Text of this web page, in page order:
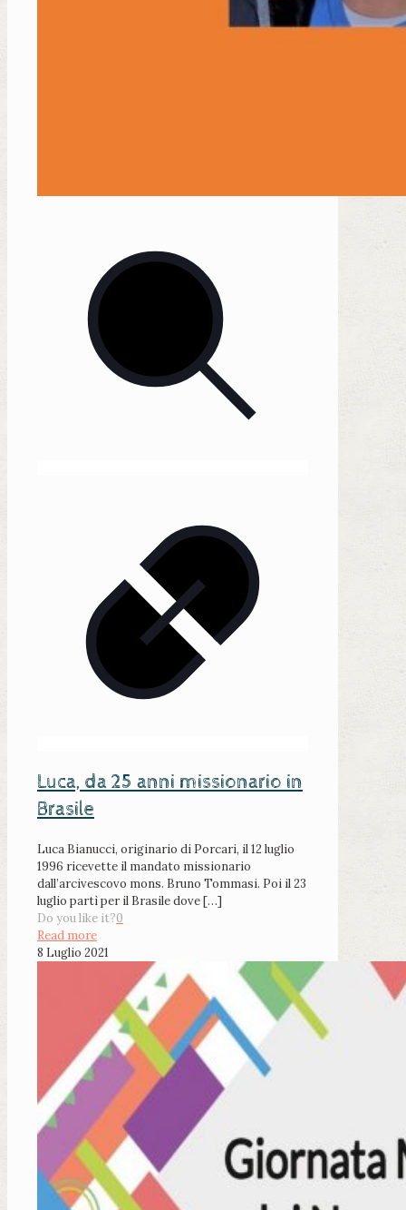
Luca, da 25 anni missionario in
Brasile
Luca Bianucci, originario di Porcari, il 12 luglio
1996 ricevette il mandato missionario
dall’arcivescovo mons. Bruno Tommasi. Poi il 23
luglio partì per il Brasile dove[…]
Do you like it?0
Read more
8 Luglio 2021